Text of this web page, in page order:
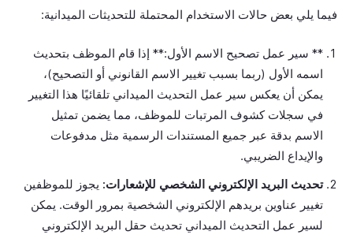
فيما يلي بعض حالات الاستخدام المحتملة للتحديثات الميدانية:
** سير عمل تصحيح الاسم الأول:** إذا قام الموظف بتحديث
اسمه الأول (ربما بسبب تغيير الاسم القانوني أو التصحيح)،
يمكن أن يعكس سير عمل التحديث الميداني تلقائيًا هذا التغيير
في سجلات كشوف المرتبات للموظف، مما يضمن تمثيل
الاسم بدقة عبر جميع المستندات الرسمية مثل مدفوعات
والإيداع الضريبي.
تحديث البريد الإلكتروني الشخصي للإشعارات: يجوز للموظفين
تغيير عناوين بريدهم الإلكتروني الشخصية بمرور الوقت. يمكن
لسير عمل التحديث الميداني تحديث حقل البريد الإلكتروني